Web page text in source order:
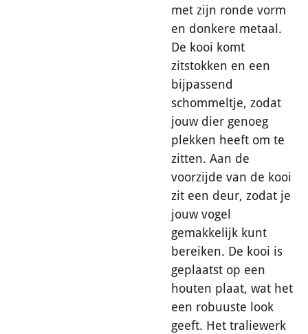
met zijn ronde vorm
en donkere metaal.
De kooi komt
zitstokken en een
bijpassend
schommeltje, zodat
jouw dier genoeg
plekken heeft om te
zitten. Aan de
voorzijde van de kooi
zit een deur, zodat je
jouw vogel
gemakkelijk kunt
bereiken. De kooi is
geplaatst op een
houten plaat, wat het
een robuuste look
geeft. Het traliewerk